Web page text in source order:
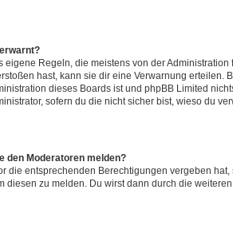
eigene Regeln, die meistens von der
hast, kann sie dir eine Verwarnung erteilen.
dieses Boards ist und phpBB Limited
sofern du die nicht sicher bist, wieso du
den Moderatoren melden?
die entsprechenden Berechtigungen vergeben
diesen zu melden. Du wirst dann durch die